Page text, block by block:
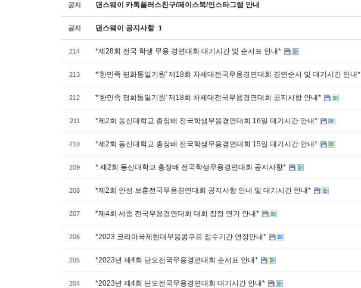
공지 댄스웨이 카톡플러스친구/페이스북/인스타그램 안내
공지 댄스웨이 공지사항 1
214 *제28회 전국 학생 무용 경연대회 대기시간 및 순서표 안내*
213 *'한민족 평화통일기원' 제18회 차세대전국무용경연대회 경연순서 및 대기시간 안내*
212 *'한민족 평화통일기원' 제18회 차세대전국무용경연대회 공지사항 안내*
211 *제2회 동신대학교 총장배 전국학생무용경연대회 16일 대기시간 안내*
210 *제2회 동신대학교 총장배 전국학생무용경연대회 15일 대기시간 안내*
209 * 제2회 동신대학교 총장배 전국학생무용경연대회 공지사항*
208 *제2회 안성 보훈전국무용경연대회 공지사항 안내 및 대기시간 안내*
207 *제4회 세종 전국무용경연대회 대회 잠정 연기 안내*
206 *2023 코리아국제현대무용콩쿠르 접수기간 연장안내*
205 *2023년 제4회 단오전국무용경연대회 순서표 안내*
204 *2023년 제4회 단오전국무용경연대회 대기시간 안내*